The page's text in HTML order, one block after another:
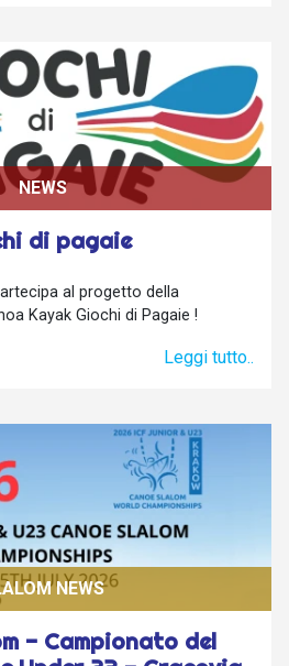
di pagaie
NEWS
al progetto della
Kayak Giochi di Pagaie !
Leggi tutto..
- Campionato del
NEWS